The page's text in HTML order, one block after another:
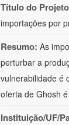
Título do
importações por
Resumo: As
perturbar a
vulnerabilidade é
oferta de Ghosh
Instituição/UF/